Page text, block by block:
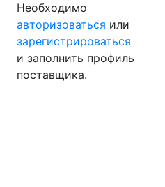
Необходимо
авторизоваться или
зарегистрироваться
и заполнить профиль
поставщика.